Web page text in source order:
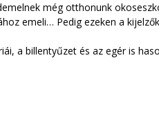
még otthonunk
emeli… Pedig ezeken a
a billentyűzet és az egér is